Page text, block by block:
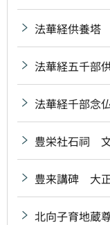
法華経供養塔
法華経五千部
法華経千部念
豊栄社石祠
豊来講碑 大
北向子育地蔵